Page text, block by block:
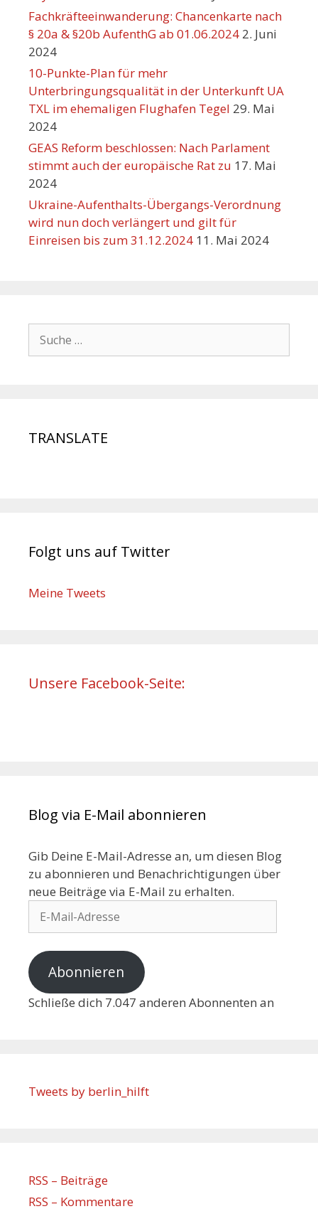
Fachkräfteeinwanderung: Chancenkarte nach
§ 20a & §20b AufenthG ab 01.06.2024 2. Juni
2024
10-Punkte-Plan für mehr
Unterbringungsqualität in der Unterkunft UA
TXL im ehemaligen Flughafen Tegel 29. Mai
2024
GEAS Reform beschlossen: Nach Parlament
stimmt auch der europäische Rat zu 17. Mai
2024
Ukraine-Aufenthalts-Übergangs-Verordnung
wird nun doch verlängert und gilt für
Einreisen bis zum 31.12.2024 11. Mai 2024
TRANSLATE
Folgt uns auf Twitter
Meine Tweets
Unsere Facebook-Seite:
Blog via E-Mail abonnieren
Gib Deine E-Mail-Adresse an, um diesen Blog
zu abonnieren und Benachrichtigungen über
neue Beiträge via E-Mail zu erhalten.
Abonnieren
Schließe dich 7.047 anderen Abonnenten an
Tweets by berlin_hilft
RSS – Beiträge
RSS – Kommentare